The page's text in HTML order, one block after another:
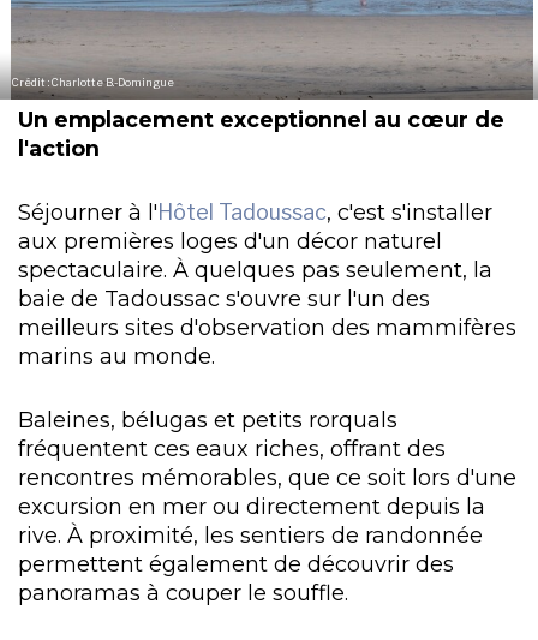
Crédit : Charlotte B.-Domingue
Un emplacement exceptionnel au cœur de
l'action
Séjourner à l'Hôtel Tadoussac, c'est s'installer
aux premières loges d'un décor naturel
spectaculaire. À quelques pas seulement, la
baie de Tadoussac s'ouvre sur l'un des
meilleurs sites d'observation des mammifères
marins au monde.
Baleines, bélugas et petits rorquals
fréquentent ces eaux riches, offrant des
rencontres mémorables, que ce soit lors d'une
excursion en mer ou directement depuis la
rive. À proximité, les sentiers de randonnée
permettent également de découvrir des
panoramas à couper le souffle.